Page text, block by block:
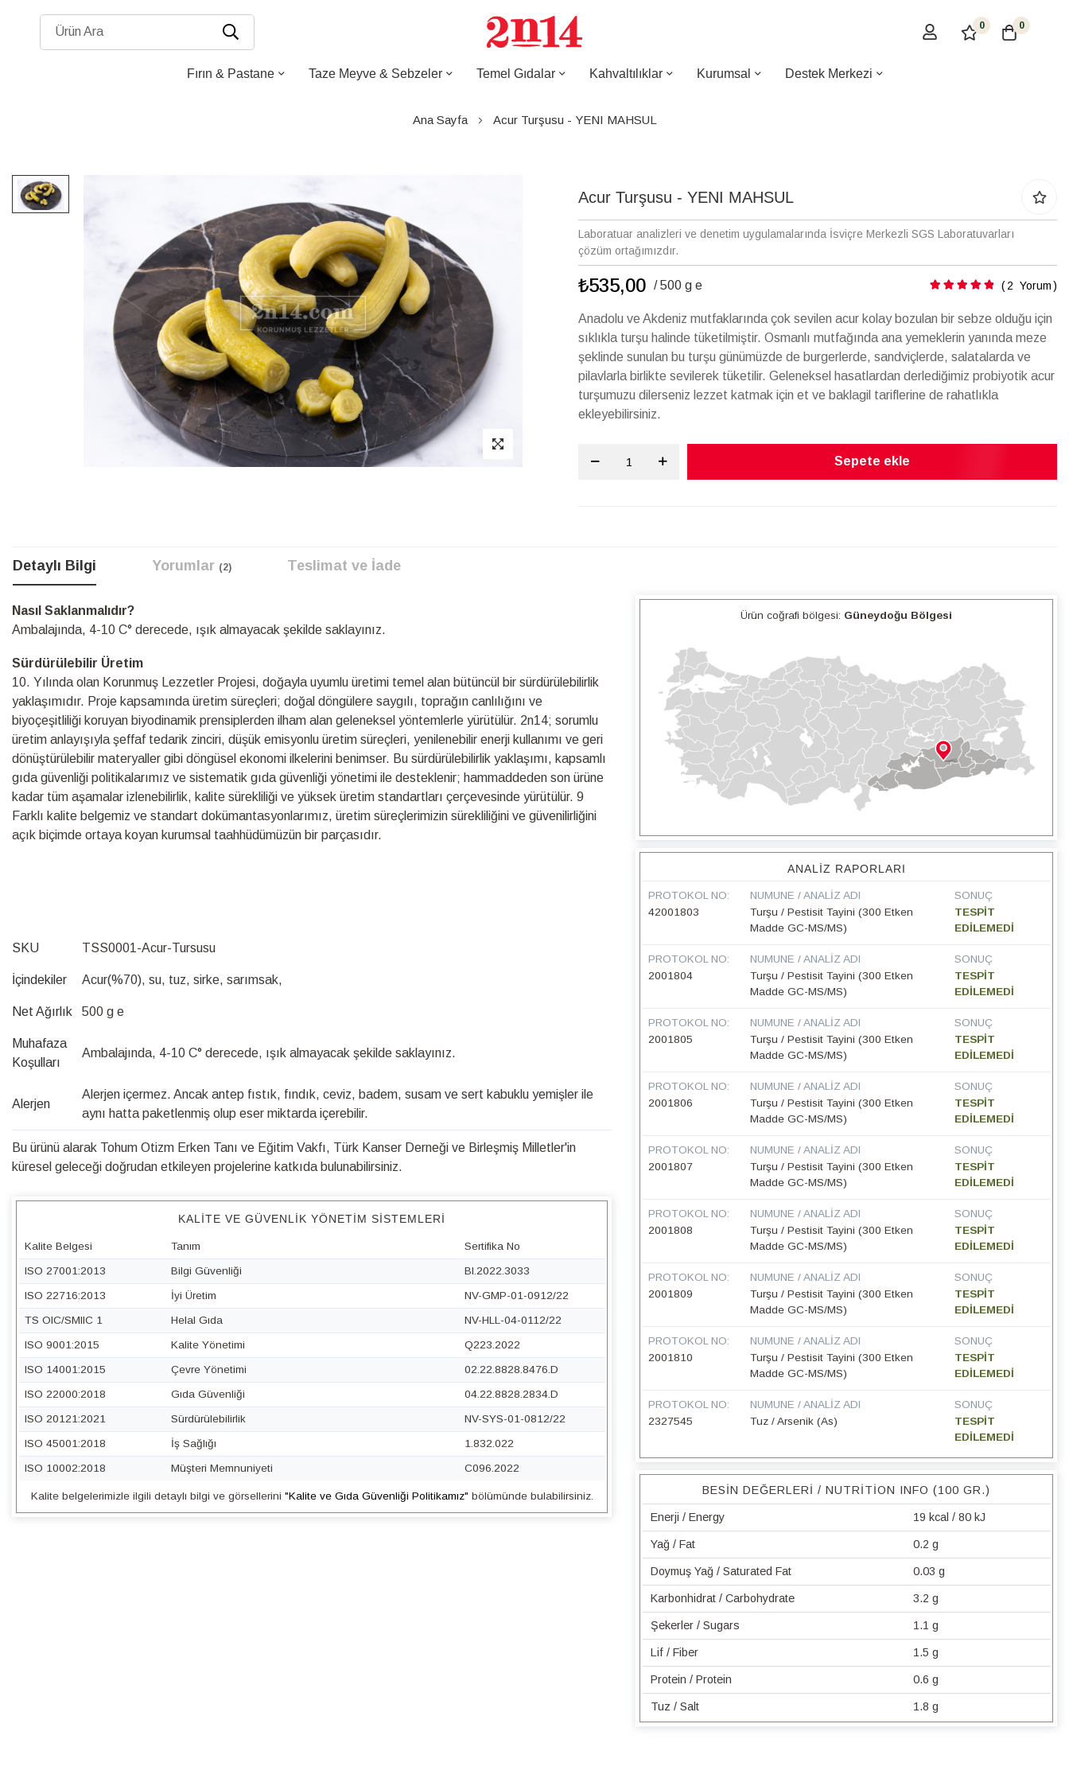
Ürün Ara 0 0
Fırın & Pastane Taze Meyve & Sebzeler Temel Gıdalar Kahvaltılıklar Kurumsal Destek Merkezi
Ana Sayfa Acur Turşusu - YENI MAHSUL
Resim
galerisinin
Acur Turşusu - YENI MAHSUL
Laboratuar analizleri ve denetim uygulamalarında İsviçre Merkezli SGS Laboratuvarları
çözüm ortağımızdır.
₺535,00 / 500 g e Puanlama: 2 Yorum
Anadolu ve Akdeniz mutfaklarında çok sevilen acur kolay bozulan bir sebze olduğu için
sıklıkla turşu halinde tüketilmiştir. Osmanlı mutfağında ana yemeklerin yanında meze
şeklinde sunulan bu turşu günümüzde de burgerlerde, sandviçlerde, salatalarda ve
pilavlarla birlikte sevilerek tüketilir. Geleneksel hasatlardan derlediğimiz probiyotik acur
turşumuzu dilerseniz lezzet katmak için et ve baklagil tariflerine de rahatlıkla
ekleyebilirsiniz.
Sepete ekle
Detaylı Bilgi
Ürün coğrafi bölgesi: Güneydoğu Bölgesi
ANALIZ RAPORLARI
PROTOKOL NO:
42001803
NUMUNE / ANALIZ ADI
Turşu / Pestisit Tayini (300 Etken
Madde GC-MS/MS)
SONUÇ
TESPİT
EDİLEMEDİ
PROTOKOL NO:
2001804
NUMUNE / ANALIZ ADI
Turşu / Pestisit Tayini (300 Etken
Madde GC-MS/MS)
SONUÇ
TESPİT
EDİLEMEDİ
PROTOKOL NO:
2001805
NUMUNE / ANALIZ ADI
Turşu / Pestisit Tayini (300 Etken
Madde GC-MS/MS)
SONUÇ
TESPİT
EDİLEMEDİ
PROTOKOL NO:
2001806
NUMUNE / ANALIZ ADI
Turşu / Pestisit Tayini (300 Etken
Madde GC-MS/MS)
SONUÇ
TESPİT
EDİLEMEDİ
PROTOKOL NO:
2001807
NUMUNE / ANALIZ ADI
Turşu / Pestisit Tayini (300 Etken
Madde GC-MS/MS)
SONUÇ
TESPİT
EDİLEMEDİ
PROTOKOL NO:
2001808
NUMUNE / ANALIZ ADI
Turşu / Pestisit Tayini (300 Etken
Madde GC-MS/MS)
SONUÇ
TESPİT
EDİLEMEDİ
PROTOKOL NO:
2001809
NUMUNE / ANALIZ ADI
Turşu / Pestisit Tayini (300 Etken
Madde GC-MS/MS)
SONUÇ
TESPİT
EDİLEMEDİ
PROTOKOL NO:
2001810
NUMUNE / ANALIZ ADI
Turşu / Pestisit Tayini (300 Etken
Madde GC-MS/MS)
SONUÇ
TESPİT
EDİLEMEDİ
PROTOKOL NO:
2327545
NUMUNE / ANALIZ ADI
Tuz / Arsenik (As)
SONUÇ
TESPİT
EDİLEMEDİ
BESIN DEĞERLERI / NUTRITION INFO (100 GR.)
Enerji / Energy 19 kcal / 80 kJ
Yağ / Fat 0.2 g
Doymuş Yağ / Saturated Fat 0.03 g
Karbonhidrat / Carbohydrate 3.2 g
Şekerler / Sugars 1.1 g
Lif / Fiber 1.5 g
Protein / Protein 0.6 g
Tuz / Salt 1.8 g
Detaylı
Bilgi
Nasıl Saklanmalıdır?
Ambalajında, 4-10 C° derecede, ışık almayacak şekilde saklayınız.
Sürdürülebilir Üretim
10.⁠ ⁠Yılında olan Korunmuş Lezzetler Projesi, doğayla uyumlu üretimi temel alan bütüncül bir sürdürülebilirlik
yaklaşımıdır. Proje kapsamında üretim süreçleri; doğal döngülere saygılı, toprağın canlılığını ve
biyoçeşitliliği koruyan biyodinamik prensiplerden ilham alan geleneksel yöntemlerle yürütülür. 2n14; sorumlu
üretim anlayışıyla şeffaf tedarik zinciri, düşük emisyonlu üretim süreçleri, yenilenebilir enerji kullanımı ve geri
dönüştürülebilir materyaller gibi döngüsel ekonomi ilkelerini benimser. Bu sürdürülebilirlik yaklaşımı, kapsamlı
gıda güvenliği politikalarımız ve sistematik gıda güvenliği yönetimi ile desteklenir; hammaddeden son ürüne
kadar tüm aşamalar izlenebilirlik, kalite sürekliliği ve yüksek üretim standartları çerçevesinde yürütülür. 9
Farklı kalite belgemiz ve standart dokümantasyonlarımız, üretim süreçlerimizin sürekliliğini ve güvenilirliğini
açık biçimde ortaya koyan kurumsal taahhüdümüzün bir parçasıdır.
SKU TSS0001-Acur-Tursusu
İçindekiler Acur(%70), su, tuz, sirke, sarımsak,
Net Ağırlık 500 g e
Muhafaza
Koşulları
Ambalajında, 4-10 C° derecede, ışık almayacak şekilde saklayınız.
Alerjen
Alerjen içermez. Ancak antep fıstık, fındık, ceviz, badem, susam ve sert kabuklu yemişler ile
aynı hatta paketlenmiş olup eser miktarda içerebilir.
Bu ürünü alarak Tohum Otizm Erken Tanı ve Eğitim Vakfı, Türk Kanser Derneği ve Birleşmiş Milletler'in
küresel geleceği doğrudan etkileyen projelerine katkıda bulunabilirsiniz.
KALITE VE GÜVENLIK YÖNETIM SISTEMLERI
Kalite Belgesi Tanım Sertifika No
ISO 27001:2013 Bilgi Güvenliği BI.2022.3033
ISO 22716:2013 İyi Üretim NV-GMP-01-0912/22
TS OIC/SMIIC 1 Helal Gıda NV-HLL-04-0112/22
ISO 9001:2015 Kalite Yönetimi Q223.2022
ISO 14001:2015 Çevre Yönetimi 02.22.8828.8476.D
ISO 22000:2018 Gıda Güvenliği 04.22.8828.2834.D
ISO 20121:2021 Sürdürülebilirlik NV-SYS-01-0812/22
ISO 45001:2018 İş Sağlığı 1.832.022
ISO 10002:2018 Müşteri Memnuniyeti C096.2022
Kalite belgelerimizle ilgili detaylı bilgi ve görsellerini "Kalite ve Gıda Güvenliği Politikamız" bölümünde bulabilirsiniz.
Yorumlar 2 Teslimat ve İade